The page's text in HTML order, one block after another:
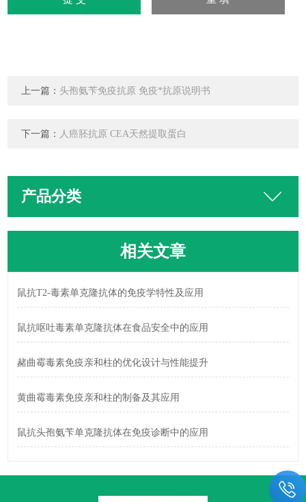
上一篇： 头孢氨苄免疫抗原 免疫*抗原说明书
下一篇： 人癌胚抗原 CEA天然提取蛋白
产品分类
相关文章
鼠抗T2-毒素单克隆抗体的免疫学特性及应用
鼠抗呕吐毒素单克隆抗体在食品安全中的应用
赭曲霉毒素免疫亲和柱的优化设计与性能提升
黄曲霉毒素免疫亲和柱的制备及其应用
鼠抗头孢氨苄单克隆抗体在免疫诊断中的应用